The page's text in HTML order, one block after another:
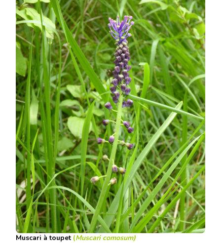
Muscari à toupet (Muscari comosum)